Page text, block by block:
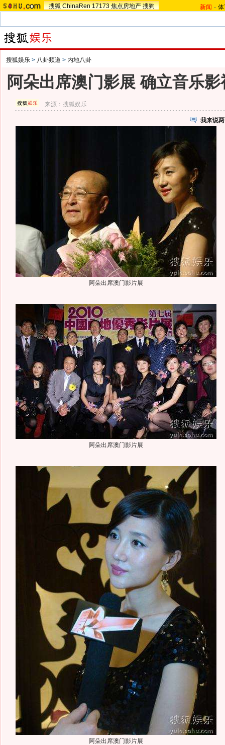
搜狐 ChinaRen 17173 焦点房地产 搜狗 新闻 -
搜狐娱乐 > 八卦频道 > 内地八卦
阿朵出席澳门影展 确立音乐
来源：搜狐娱乐
我来说
阿朵出席澳门影片展
阿朵出席澳门影片展
阿朵出席澳门影片展